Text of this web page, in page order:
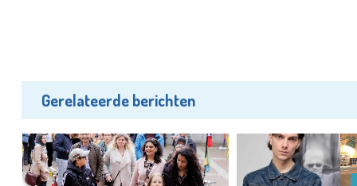
Gerelateerde berichten